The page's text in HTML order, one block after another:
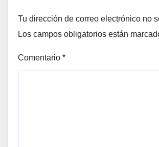
Tu dirección de correo electrónico no
Los campos obligatorios están
Comentario *